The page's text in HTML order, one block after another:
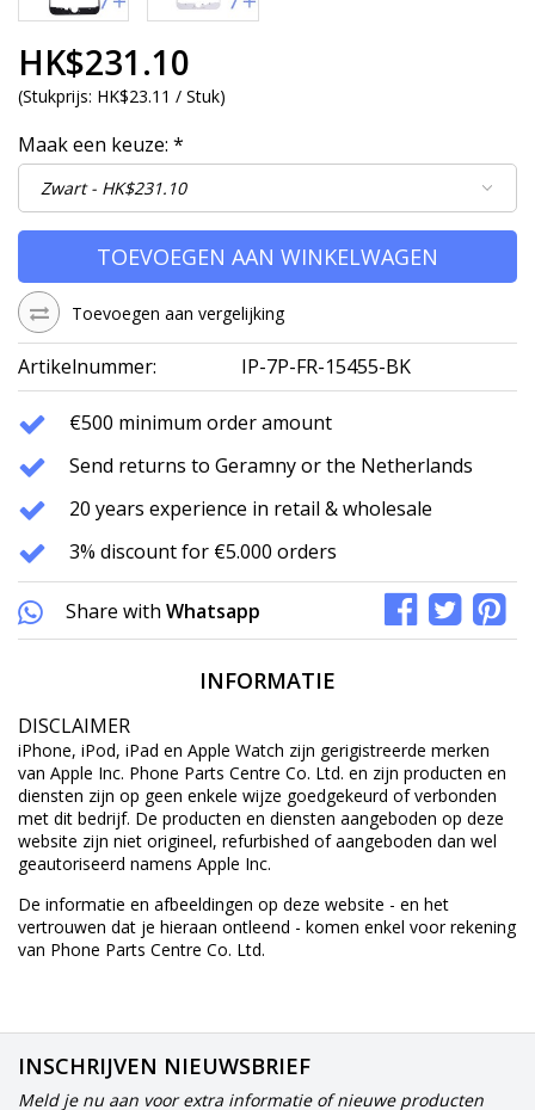
HK$231.10
(Stukprijs: HK$23.11 / Stuk)
Maak een keuze: *
TOEVOEGEN AAN WINKELWAGEN
Toevoegen aan vergelijking
Artikelnummer: IP-7P-FR-15455-BK
€500 minimum order amount
Send returns to Geramny or the Netherlands
20 years experience in retail & wholesale
3% discount for €5.000 orders
Share with Whatsapp
INFORMATIE
DISCLAIMER
iPhone, iPod, iPad en Apple Watch zijn gerigistreerde merken
van Apple Inc. Phone Parts Centre Co. Ltd. en zijn producten en
diensten zijn op geen enkele wijze goedgekeurd of verbonden
met dit bedrijf. De producten en diensten aangeboden op deze
website zijn niet origineel, refurbished of aangeboden dan wel
geautoriseerd namens Apple Inc.
De informatie en afbeeldingen op deze website - en het
vertrouwen dat je hieraan ontleend - komen enkel voor rekening
van Phone Parts Centre Co. Ltd.
INSCHRIJVEN NIEUWSBRIEF
Meld je nu aan voor extra informatie of nieuwe producten